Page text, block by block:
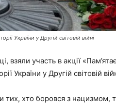
України у Другій світовій війні
взяли участь в акції
України у Другій світовій
тих, хто боровся з нацизмом,